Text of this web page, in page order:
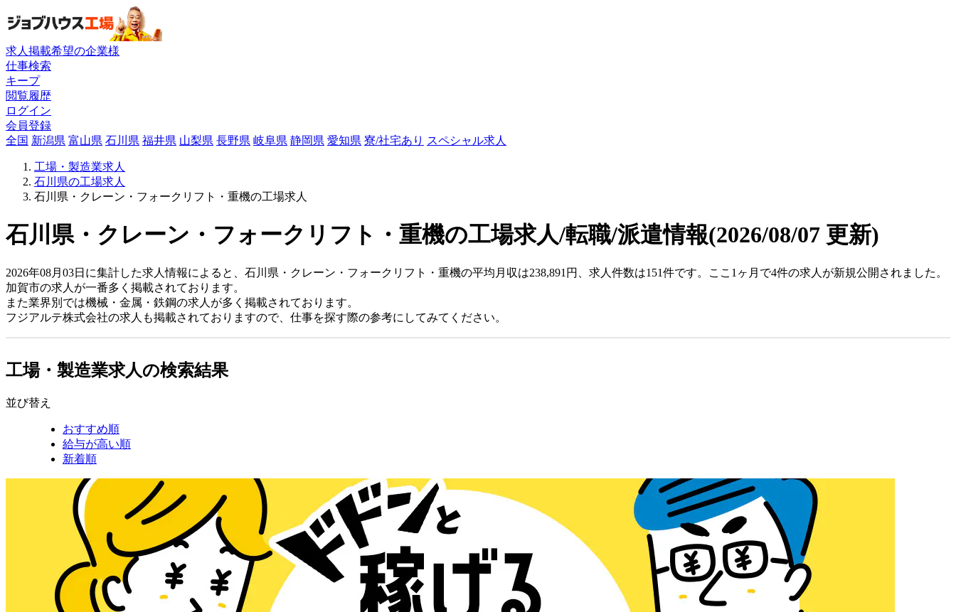
求人掲載希望の企業様
仕事検索
キープ
閲覧履歴
ログイン
会員登録
全国 新潟県 富山県 石川県 福井県 山梨県 長野県 岐阜県 静岡県 愛知県 寮/社宅あり スペシャル求人
工場・製造業求人
石川県の工場求人
石川県・クレーン・フォークリフト・重機の工場求人
石川県・クレーン・フォークリフト・重機の工場求人/転職/派遣情報(2026/08/07 更新)
2026年08月03日に集計した求人情報によると、石川県・クレーン・フォークリフト・重機の平均月収は238,891円、求人件数は151件です。ここ1ヶ月で4件の求人が新規公開されました。
加賀市の求人が一番多く掲載されております。
また業界別では機械・金属・鉄鋼の求人が多く掲載されております。
フジアルテ株式会社の求人も掲載されておりますので、仕事を探す際の参考にしてみてください。
工場・製造業求人の検索結果
並び替え
おすすめ順
給与が高い順
新着順